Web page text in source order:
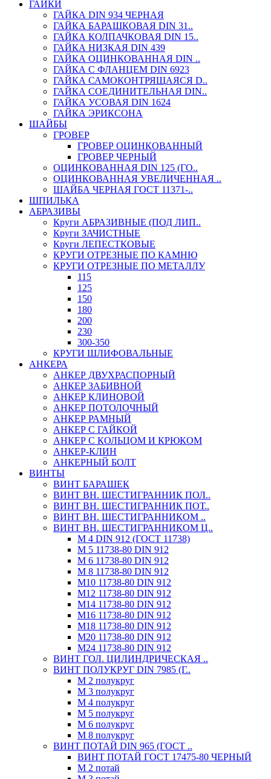
ГАЙКИ
ГАЙКА DIN 934 ЧЕРНАЯ
ГАЙКА БАРАШКОВАЯ DIN 31..
ГАЙКА КОЛПАЧКОВАЯ DIN 15..
ГАЙКА НИЗКАЯ DIN 439
ГАЙКА ОЦИНКОВАННАЯ DIN ..
ГАЙКА С ФЛАНЦЕМ DIN 6923
ГАЙКА САМОКОНТРЯЩАЯСЯ D..
ГАЙКА СОЕДИНИТЕЛЬНАЯ DIN..
ГАЙКА УСОВАЯ DIN 1624
ГАЙКА ЭРИКСОНА
ШАЙБЫ
ГРОВЕР
ГРОВЕР ОЦИНКОВАННЫЙ
ГРОВЕР ЧЕРНЫЙ
ОЦИНКОВАННАЯ DIN 125 (ГО..
ОЦИНКОВАННАЯ УВЕЛИЧЕННАЯ ..
ШАЙБА ЧЕРНАЯ ГОСТ 11371-..
ШПИЛЬКА
АБРАЗИВЫ
Круги АБРАЗИВНЫЕ (ПОД ЛИП..
Круги ЗАЧИСТНЫЕ
Круги ЛЕПЕСТКОВЫЕ
КРУГИ ОТРЕЗНЫЕ ПО КАМНЮ
КРУГИ ОТРЕЗНЫЕ ПО МЕТАЛЛУ
115
125
150
180
200
230
300-350
КРУГИ ШЛИФОВАЛЬНЫЕ
АНКЕРА
АНКЕР ДВУХРАСПОРНЫЙ
АНКЕР ЗАБИВНОЙ
АНКЕР КЛИНОВОЙ
АНКЕР ПОТОЛОЧНЫЙ
АНКЕР РАМНЫЙ
АНКЕР С ГАЙКОЙ
АНКЕР С КОЛЬЦОМ И КРЮКОМ
АНКЕР-КЛИН
АНКЕРНЫЙ БОЛТ
ВИНТЫ
ВИНТ БАРАШЕК
ВИНТ ВН. ШЕСТИГРАННИК ПОЛ..
ВИНТ ВН. ШЕСТИГРАННИК ПОТ..
ВИНТ ВН. ШЕСТИГРАННИКОМ ..
ВИНТ ВН. ШЕСТИГРАННИКОМ Ц..
М 4 DIN 912 (ГОСТ 11738)
М 5 11738-80 DIN 912
М 6 11738-80 DIN 912
М 8 11738-80 DIN 912
М10 11738-80 DIN 912
М12 11738-80 DIN 912
М14 11738-80 DIN 912
М16 11738-80 DIN 912
М18 11738-80 DIN 912
М20 11738-80 DIN 912
М24 11738-80 DIN 912
ВИНТ ГОЛ. ЦИЛИНДРИЧЕСКАЯ ..
ВИНТ ПОЛУКРУГ DIN 7985 (Г..
М 2 полукруг
М 3 полукруг
М 4 полукруг
М 5 полукруг
М 6 полукруг
М 8 полукруг
ВИНТ ПОТАЙ DIN 965 (ГОСТ ..
ВИНТ ПОТАЙ ГОСТ 17475-80 ЧЕРНЫЙ
М 2 потай